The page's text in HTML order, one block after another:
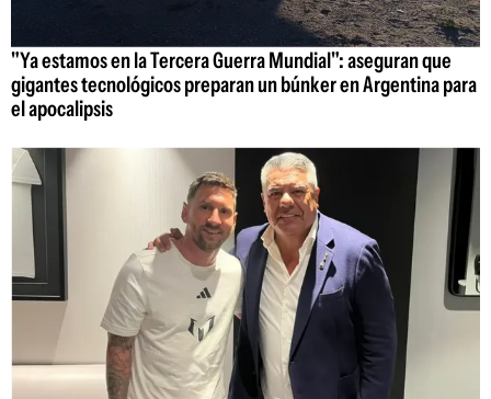
"Ya estamos en la Tercera Guerra Mundial": aseguran que
gigantes tecnológicos preparan un búnker en Argentina para
el apocalipsis